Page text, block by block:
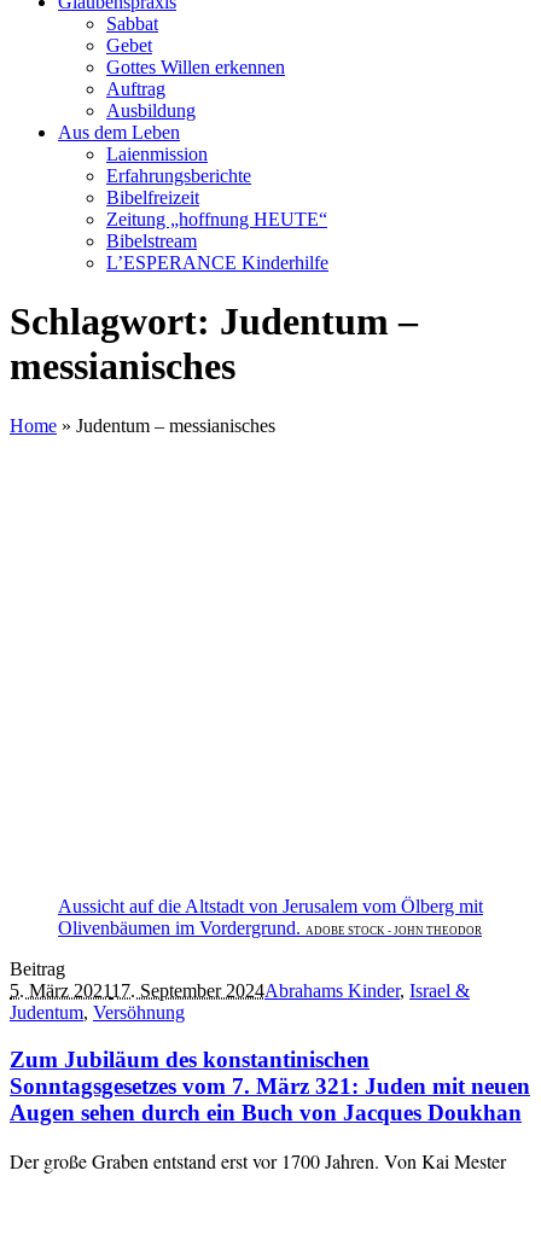
Sabbat
Gebet
Gottes Willen erkennen
Auftrag
Ausbildung
Aus dem Leben
Laienmission
Erfahrungsberichte
Bibelfreizeit
Zeitung „hoffnung HEUTE“
Bibelstream
L’ESPERANCE Kinderhilfe
Schlagwort: Judentum –
messianisches
Home » Judentum – messianisches
Aussicht auf die Altstadt von Jerusalem vom Ölberg mit
Olivenbäumen im Vordergrund. ADOBE STOCK - JOHN THEODOR
Beitrag
5. März 202117. September 2024Abrahams Kinder, Israel &
Judentum, Versöhnung
Zum Jubiläum des konstantinischen
Sonntagsgesetzes vom 7. März 321: Juden mit neuen
Augen sehen durch ein Buch von Jacques Doukhan
Der große Graben entstand erst vor 1700 Jahren. Von Kai Mester